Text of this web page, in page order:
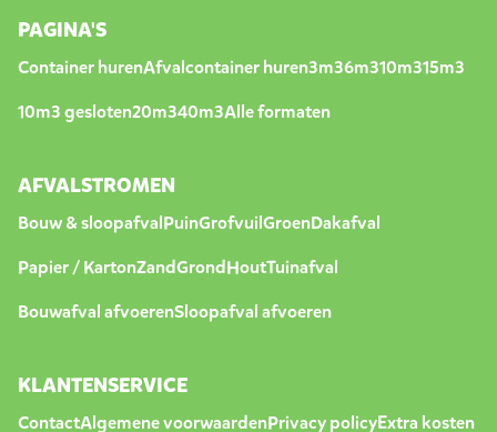
PAGINA'S
Container hurenAfvalcontainer huren3m36m310m315m3
10m3 gesloten20m340m3Alle formaten
AFVALSTROMEN
Bouw & sloopafvalPuinGrofvuilGroenDakafval
Papier / KartonZandGrondHoutTuinafval
Bouwafval afvoerenSloopafval afvoeren
KLANTENSERVICE
ContactAlgemene voorwaardenPrivacy policyExtra kosten